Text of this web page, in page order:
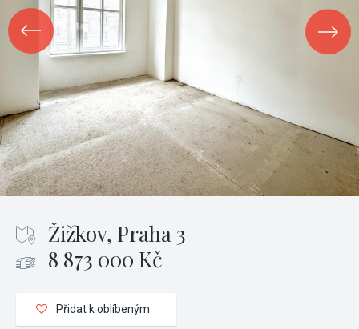
Žižkov, Praha 3
8 873 000 Kč
Přidat k oblíbeným